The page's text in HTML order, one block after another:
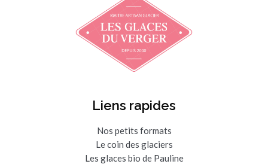
Liens rapides
Nos petits formats
Le coin des glaciers
Les glaces bio de Pauline